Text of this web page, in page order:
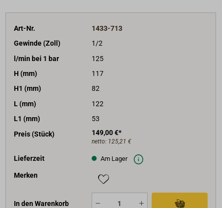
Art-Nr.
1433-713
Gewinde (Zoll)
1/2
l/min bei 1 bar
125
H (mm)
117
H1 (mm)
82
L (mm)
122
L1 (mm)
53
Preis (Stück)
149,00 €*
netto: 125,21 €
Lieferzeit Am Lager
Merken
In den Warenkorb